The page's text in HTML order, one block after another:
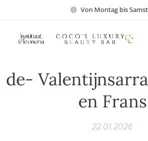
Von Montag bis
de-
en Frans
22.01.2026